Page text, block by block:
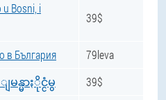
u Bosni, i
39$
в България
79leva
မန္မာႏိုင္ငံမွ
39$